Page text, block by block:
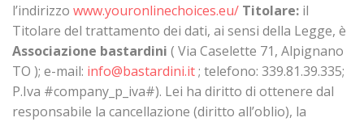
l’indirizzo www.youronlinechoices.eu/ Titolare: il
Titolare del trattamento dei dati, ai sensi della Legge, è
Associazione bastardini ( Via Caselette 71, Alpignano
TO ); e-mail: info@bastardini.it; telefono: 339.81.39.335;
P.Iva #company_p_iva#). Lei ha diritto di ottenere dal
responsabile la cancellazione (diritto all’oblio), la